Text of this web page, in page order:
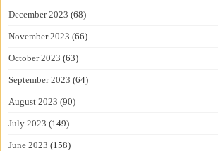
December 2023 (68)
November 2023 (66)
October 2023 (63)
September 2023 (64)
August 2023 (90)
July 2023 (149)
June 2023 (158)